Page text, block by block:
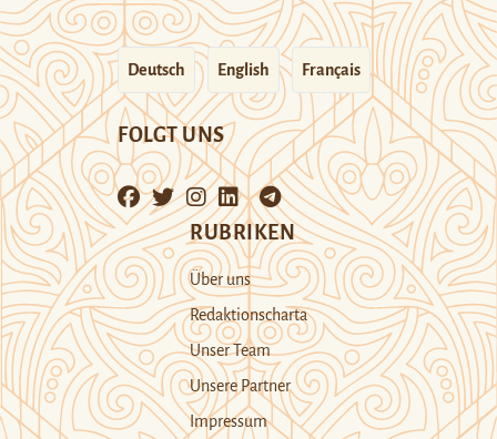
Deutsch English Français
FOLGT UNS
RUBRIKEN
Über uns
Redaktionscharta
Unser Team
Unsere Partner
Impressum